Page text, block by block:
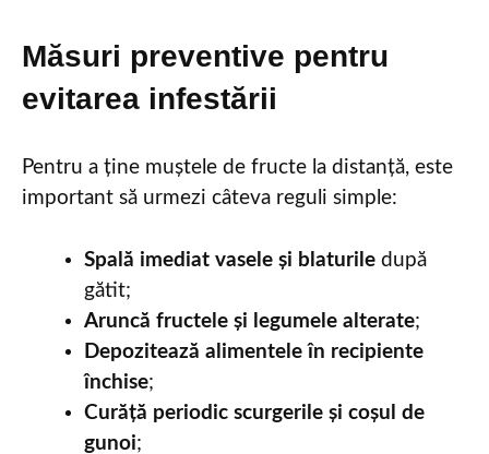
Măsuri preventive pentru
evitarea infestării
Pentru a ține muștele de fructe la distanță, este
important să urmezi câteva reguli simple:
Spală imediat vasele și blaturile după
gătit;
Aruncă fructele și legumele alterate;
Depozitează alimentele în recipiente
închise;
Curăță periodic scurgerile și coșul de
gunoi;